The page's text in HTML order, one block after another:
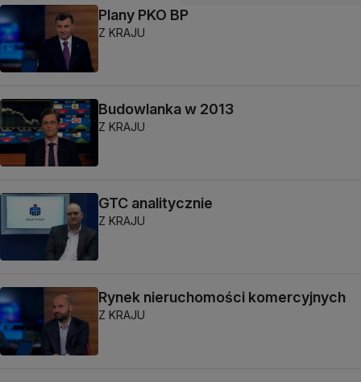
Plany PKO BP
Z KRAJU
Budowlanka w 2013
Z KRAJU
GTC analitycznie
Z KRAJU
Rynek nieruchomości komercyjnych
Z KRAJU